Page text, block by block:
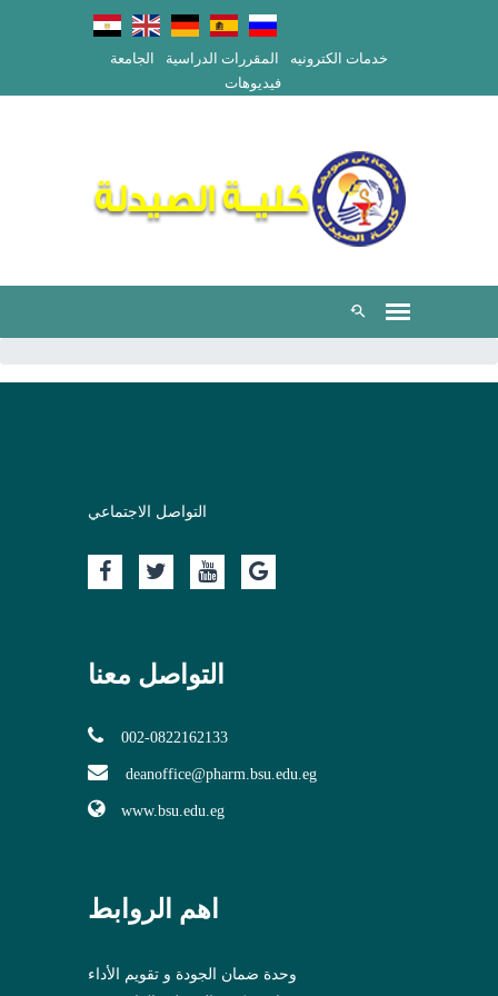
الجامعة المقررات الدراسية
خدمات الكترونيه
فيديوهات
التواصل الاجتماعي
التواصل معنا
002-0822162133
deanoffice@pharm.bsu.edu.eg
www.bsu.edu.eg
اهم الروابط
وحدة ضمان الجودة و تقويم الأداء